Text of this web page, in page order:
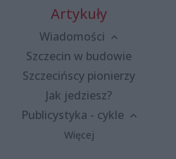
Artykuły
Wiadomości
Szczecin w budowie
Szczecińscy pionierzy
Jak jedziesz?
Publicystyka - cykle
Więcej